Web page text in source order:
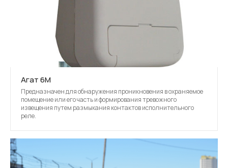
Агат 6М
Предназначен для обнаружения проникновения в охраняемое
помещение или его часть и формирования тревожного
извещения путем размыкания контактов исполнительного
реле.